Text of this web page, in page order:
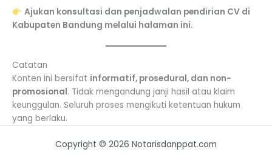
Ajukan konsultasi dan penjadwalan pendirian CV di
Kabupaten Bandung melalui halaman ini.
Catatan
Konten ini bersifat informatif, prosedural, dan non-
promosional. Tidak mengandung janji hasil atau klaim
keunggulan. Seluruh proses mengikuti ketentuan hukum
yang berlaku.
Copyright © 2026 Notarisdanppat.com